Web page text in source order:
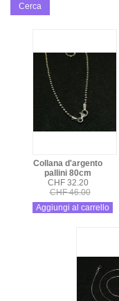
Cerca
Collana d'argento
pallini 80cm
CHF 32.20
CHF 46.00
Aggiungi al carrello